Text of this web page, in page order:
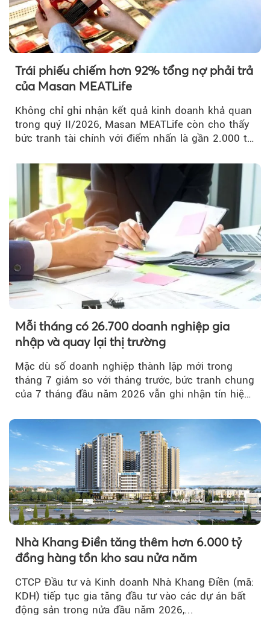
Trái phiếu chiếm hơn 92% tổng nợ phải trả
của Masan MEATLife
Không chỉ ghi nhận kết quả kinh doanh khả quan
trong quý II/2026, Masan MEATLife còn cho thấy
bức tranh tài chính với điểm nhấn là gần 2.000 tỷ
Mỗi tháng có 26.700 doanh nghiệp gia
nhập và quay lại thị trường
Mặc dù số doanh nghiệp thành lập mới trong
tháng 7 giảm so với tháng trước, bức tranh chung
của 7 tháng đầu năm 2026 vẫn ghi nhận tín hiệu
Nhà Khang Điền tăng thêm hơn 6.000 tỷ
đồng hàng tồn kho sau nửa năm
CTCP Đầu tư và Kinh doanh Nhà Khang Điền (mã:
KDH) tiếp tục gia tăng đầu tư vào các dự án bất
động sản trong nửa đầu năm 2026,...